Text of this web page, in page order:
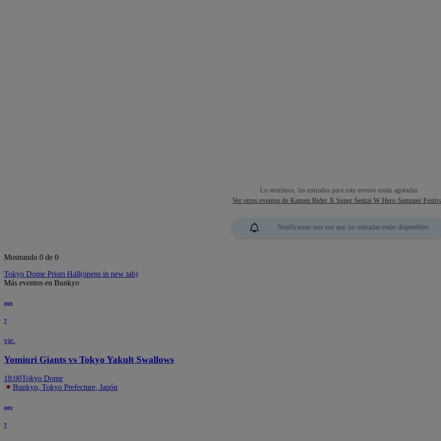
Lo sentimos, las entradas para este evento están agotadas
Ver otros eventos de Kamen Rider X Super Sentai W Hero Summer
Notificarme una vez que las entradas estén disponibles
Mostrando 0 de 0
Tokyo Dome Prism Hall(opens in new tab)
Más eventos en Bunkyo
ago
7
vie.
Yomiuri Giants vs Tokyo Yakult Swallows
18:00Tokyo Dome
Bunkyo, Tokyo Prefecture, Japón
ago
7